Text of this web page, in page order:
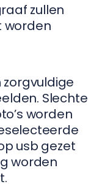
zullen
worden
Slechte
worden
usb gezet
worden